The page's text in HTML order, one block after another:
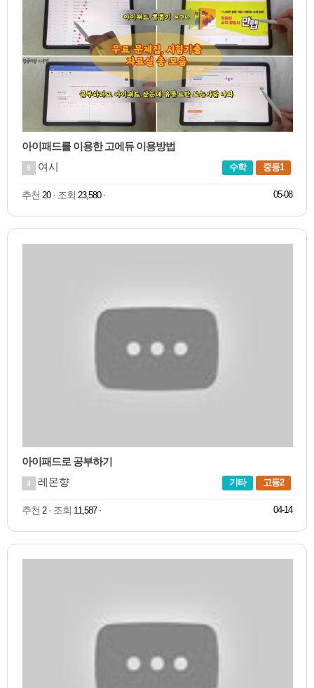
아이패드를 이용한 고에듀 이용방법
5 여시 수학 중등1
추천 20· 조회 23,580· 05-08
아이패드로 공부하기
3 레몬향 기타 고등2
추천 2· 조회 11,587· 04-14